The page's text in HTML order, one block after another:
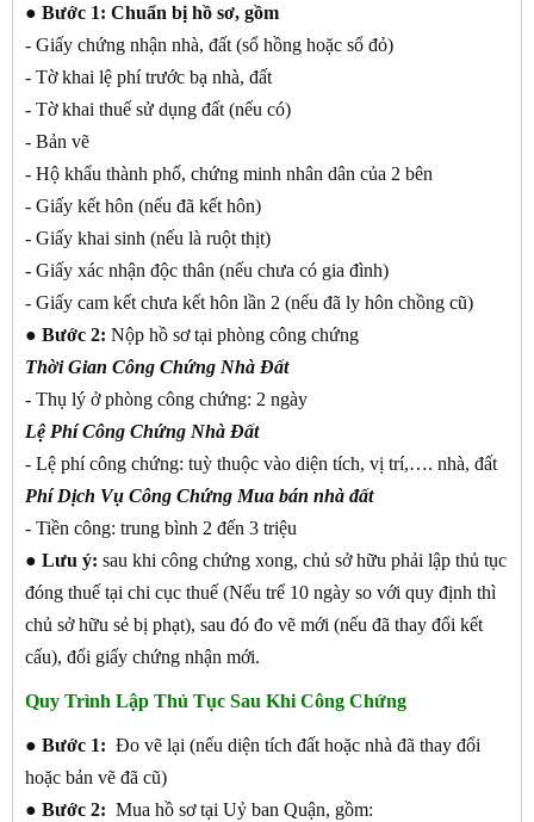
● Bước 1: Chuẩn bị hồ sơ, gồm
- Giấy chứng nhận nhà, đất (sổ hồng hoặc sổ đỏ)
- Tờ khai lệ phí trước bạ nhà, đất
- Tờ khai thuế sử dụng đất (nếu có)
- Bản vẽ
- Hộ khẩu thành phố, chứng minh nhân dân của 2 bên
- Giấy kết hôn (nếu đã kết hôn)
- Giấy khai sinh (nếu là ruột thịt)
- Giấy xác nhận độc thân (nếu chưa có gia đình)
- Giấy cam kết chưa kết hôn lần 2 (nếu đã ly hôn chồng cũ)
● Bước 2: Nộp hồ sơ tại phòng công chứng
Thời Gian Công Chứng Nhà Đất
- Thụ lý ở phòng công chứng: 2 ngày
Lệ Phí Công Chứng Nhà Đất
- Lệ phí công chứng: tuỳ thuộc vào diện tích, vị trí,…. nhà, đất
Phí Dịch Vụ Công Chứng Mua bán nhà đất
- Tiền công: trung bình 2 đến 3 triệu
● Lưu ý: sau khi công chứng xong, chủ sở hữu phải lập thủ tục
đóng thuế tại chi cục thuế (Nếu trể 10 ngày so với quy định thì
chủ sở hữu sẻ bị phạt), sau đó đo vẽ mới (nếu đã thay đổi kết
cấu), đổi giấy chứng nhận mới.
Quy Trình Lập Thủ Tục Sau Khi Công Chứng
● Bước 1: Đo vẽ lại (nếu diện tích đất hoặc nhà đã thay đổi
hoặc bản vẽ đã cũ)
● Bước 2: Mua hồ sơ tại Uỷ ban Quận, gồm: